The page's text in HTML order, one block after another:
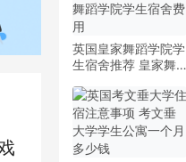
英国皇家舞蹈学院学
生宿舍推荐 皇家舞